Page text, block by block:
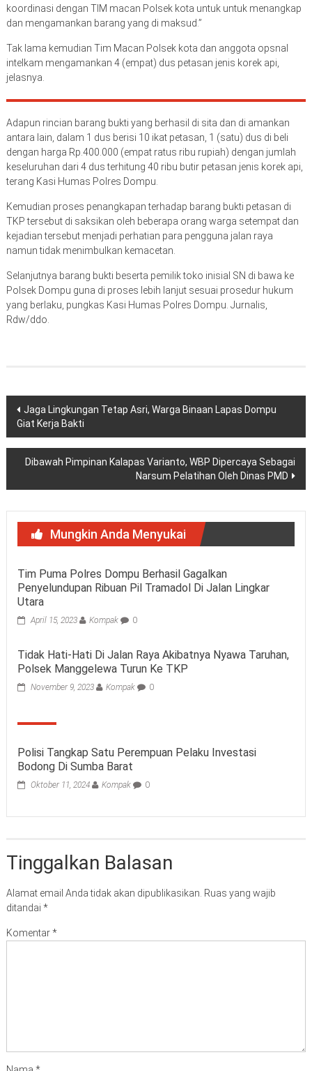
koordinasi dengan TIM macan Polsek kota untuk untuk menangkap
dan mengamankan barang yang di maksud.”
Tak lama kemudian Tim Macan Polsek kota dan anggota opsnal
intelkam mengamankan 4 (empat) dus petasan jenis korek api,
jelasnya.
Adapun rincian barang bukti yang berhasil di sita dan di amankan
antara lain, dalam 1 dus berisi 10 ikat petasan, 1 (satu) dus di beli
dengan harga Rp.400.000 (empat ratus ribu rupiah) dengan jumlah
keseluruhan dari 4 dus terhitung 40 ribu butir petasan jenis korek api,
terang Kasi Humas Polres Dompu.
Kemudian proses penangkapan terhadap barang bukti petasan di
TKP tersebut di saksikan oleh beberapa orang warga setempat dan
kejadian tersebut menjadi perhatian para pengguna jalan raya
namun tidak menimbulkan kemacetan.
Selanjutnya barang bukti beserta pemilik toko inisial SN di bawa ke
Polsek Dompu guna di proses lebih lanjut sesuai prosedur hukum
yang berlaku, pungkas Kasi Humas Polres Dompu. Jurnalis,
Rdw/ddo.
Navigasi
pos
Jaga Lingkungan Tetap Asri, Warga Binaan Lapas Dompu
Giat Kerja Bakti
Dibawah Pimpinan Kalapas Varianto, WBP Dipercaya Sebagai
Narsum Pelatihan Oleh Dinas PMD
Mungkin Anda Menyukai
Tim Puma Polres Dompu Berhasil Gagalkan
Penyelundupan Ribuan Pil Tramadol Di Jalan Lingkar
Utara
April 15, 2023 Kompak 0
Tidak Hati-Hati Di Jalan Raya Akibatnya Nyawa Taruhan,
Polsek Manggelewa Turun Ke TKP
November 9, 2023 Kompak 0
Polisi Tangkap Satu Perempuan Pelaku Investasi
Bodong Di Sumba Barat
Oktober 11, 2024 Kompak 0
Tinggalkan Balasan
Alamat email Anda tidak akan dipublikasikan. Ruas yang wajib
ditandai *
Komentar*